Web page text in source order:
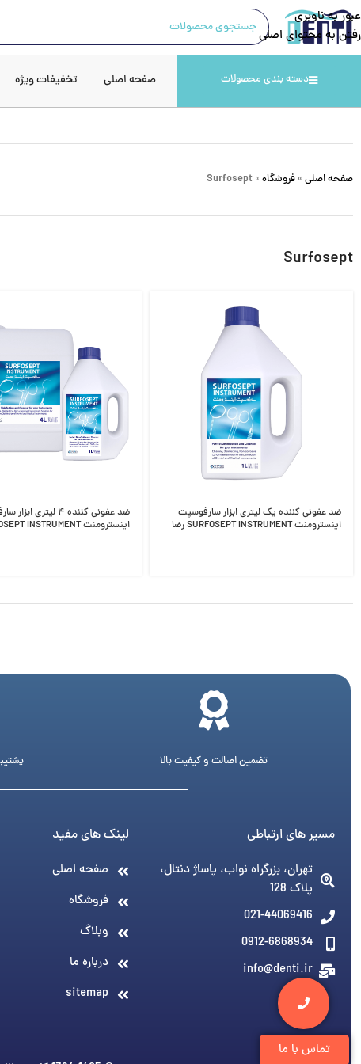
عبور به ناوبری
رفتن به محتوای اصلی
دسته بندی محصولات صفحه اصلی تخفیفات ویژه
صفحه اصلی » فروشگاه »
Surfosept
Surfosept
ضد عفونی کننده یک لیتری ابزار سارفوسپت
اینسترومنت SURFOSEPT INSTRUMENT رضا
ضد عفونی کننده ۴ لیتری
تماس با ما
تضمین اصالت و کیفیت بالا پشتیبانی 24 ساعته
مسیر های ارتباطی
تهران، بزرگراه نواب، پاساژ دنتال،
پلاک 128
021-44069416
0912-6868934
info@denti.ir
لینک های مفید
صفحه اصلی
فروشگاه
وبلاگ
درباره ما
sitemap